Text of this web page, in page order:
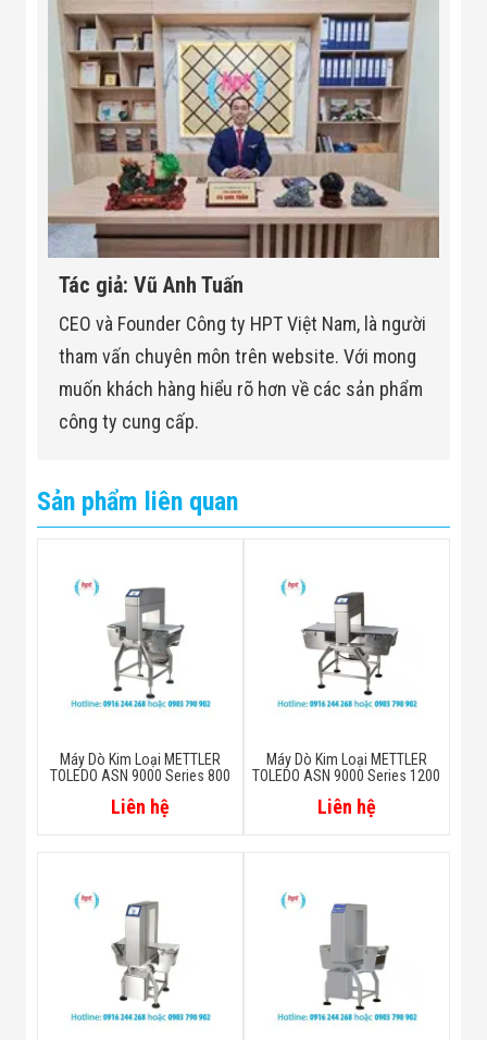
Tác giả: Vũ Anh Tuấn
CEO và Founder Công ty HPT Việt Nam, là người
tham vấn chuyên môn trên website. Với mong
muốn khách hàng hiểu rõ hơn về các sản phẩm
công ty cung cấp.
Sản phẩm liên quan
Máy Dò Kim Loại METTLER
TOLEDO ASN 9000 Series 800
Liên hệ
Máy Dò Kim Loại METTLER
TOLEDO ASN 9000 Series 1200
Liên hệ